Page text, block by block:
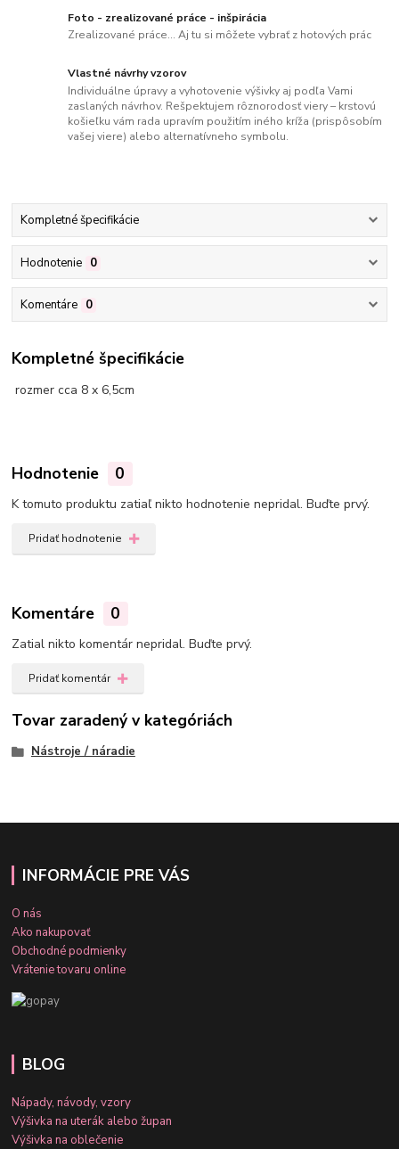
Foto - zrealizované práce - inšpirácia
Zrealizované práce... Aj tu si môžete vybrať z hotových prác
Vlastné návrhy vzorov
Individuálne úpravy a vyhotovenie výšivky aj podľa Vami
zaslaných návrhov. Rešpektujem rôznorodosť viery – krstovú
košieľku vám rada upravím použitím iného kríža (prispôsobím
vašej viere) alebo alternatívneho symbolu.
Kompletné špecifikácie
Hodnotenie 0
Komentáre 0
Kompletné špecifikácie
rozmer cca 8 x 6,5cm
Hodnotenie 0
K tomuto produktu zatiaľ nikto hodnotenie nepridal. Buďte prvý.
Pridať hodnotenie
Komentáre 0
Zatial nikto komentár nepridal. Buďte prvý.
Pridať komentár
Tovar zaradený v kategóriách
Nástroje / náradie
INFORMÁCIE PRE VÁS
O nás
Ako nakupovať
Obchodné podmienky
Vrátenie tovaru online
BLOG
Nápady, návody, vzory
Výšivka na uterák alebo župan
Výšivka na oblečenie